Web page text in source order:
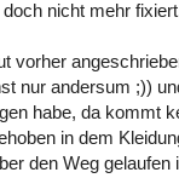
nicht mehr
vorher
nur andersum ;))
habe, da kommt
in dem
den Weg